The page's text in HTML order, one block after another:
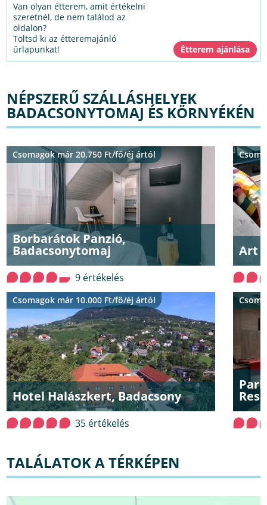
Van olyan étterem, amit értékelni
szeretnél, de nem találod az
oldalon?
Töltsd ki az étteremajánló
űrlapunkat!
NÉPSZERŰ SZÁLLÁSHELYEK
BADACSONYTOMAJ ÉS KÖRNYÉKÉN
Borbarátok Panzió,
Badacsonytomaj
Csomagok már 20.750 Ft/fő/éj ártól
9 értékelés
Art
Hotel Halászkert, Badacsony
Csomagok már 10.000 Ft/fő/éj ártól
35 értékelés
TALÁLATOK A TÉRKÉPEN